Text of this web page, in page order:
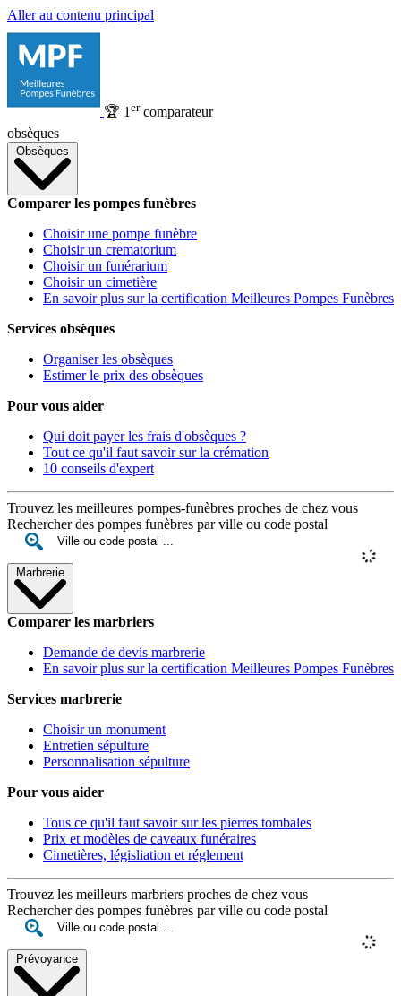
Aller au contenu principal
🏆 1 ercomparateur
obsèques
Obsèques
Comparer les pompes funèbres
Choisir une pompe funèbre
Choisir un crematorium
Choisir un funérarium
Choisir un cimetière
En savoir plus sur la certification Meilleures Pompes Funèbres
Services obsèques
Organiser les obsèques
Estimer le prix des obsèques
Pour vous aider
Qui doit payer les frais d'obsèques ?
Tout ce qu'il faut savoir sur la crémation
10 conseils d'expert
Trouvez les meilleures pompes-funèbres proches de chez vous
Rechercher des pompes funèbres par ville ou code postal
Marbrerie
Comparer les marbriers
Demande de devis marbrerie
En savoir plus sur la certification Meilleures Pompes Funèbres
Services marbrerie
Choisir un monument
Entretien sépulture
Personnalisation sépulture
Pour vous aider
Tous ce qu'il faut savoir sur les pierres tombales
Prix et modèles de caveaux funéraires
Cimetières, législiation et réglement
Trouvez les meilleurs marbriers proches de chez vous
Rechercher des pompes funèbres par ville ou code postal
Prévoyance